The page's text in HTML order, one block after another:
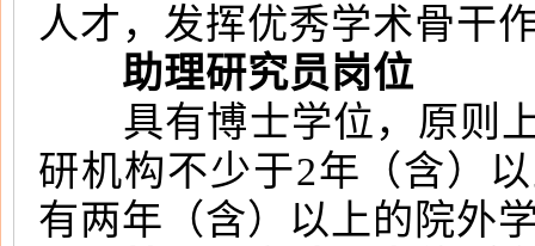
人才，发挥优秀学术骨干
助理研究员岗位
具有博士学位，原则上
研机构不少于2年（含）
有两年（含）以上的院外